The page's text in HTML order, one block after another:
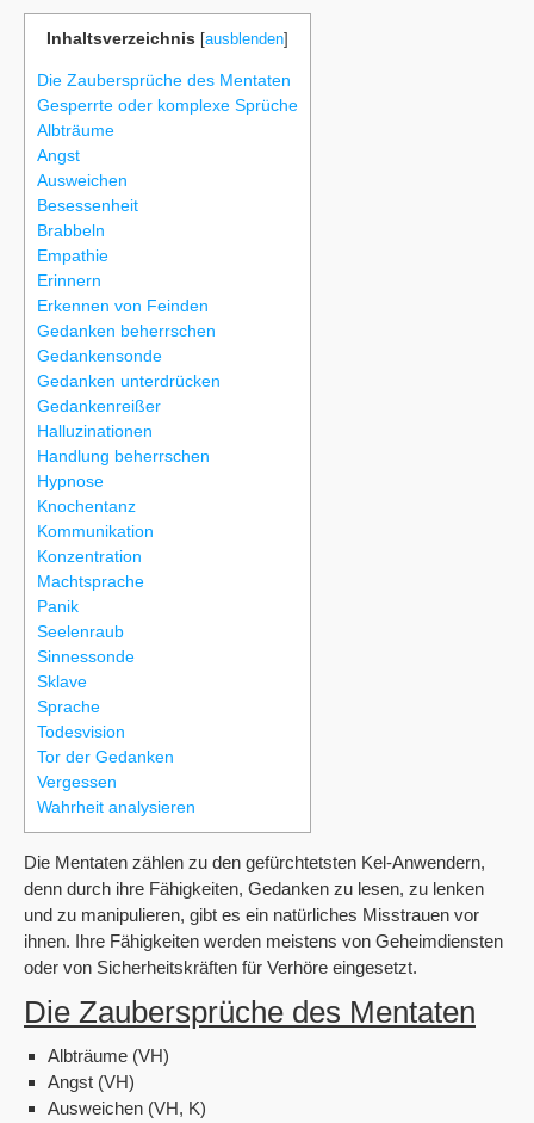
Inhaltsverzeichnis [ausblenden]
Die Zaubersprüche des Mentaten
Gesperrte oder komplexe Sprüche
Albträume
Angst
Ausweichen
Besessenheit
Brabbeln
Empathie
Erinnern
Erkennen von Feinden
Gedanken beherrschen
Gedankensonde
Gedanken unterdrücken
Gedankenreißer
Halluzinationen
Handlung beherrschen
Hypnose
Knochentanz
Kommunikation
Konzentration
Machtsprache
Panik
Seelenraub
Sinnessonde
Sklave
Sprache
Todesvision
Tor der Gedanken
Vergessen
Wahrheit analysieren
Die Mentaten zählen zu den gefürchtetsten Kel-Anwendern,
denn durch ihre Fähigkeiten, Gedanken zu lesen, zu lenken
und zu manipulieren, gibt es ein natürliches Misstrauen vor
ihnen. Ihre Fähigkeiten werden meistens von Geheimdiensten
oder von Sicherheitskräften für Verhöre eingesetzt.
Die Zaubersprüche des Mentaten
Albträume (VH)
Angst (VH)
Ausweichen (VH, K)